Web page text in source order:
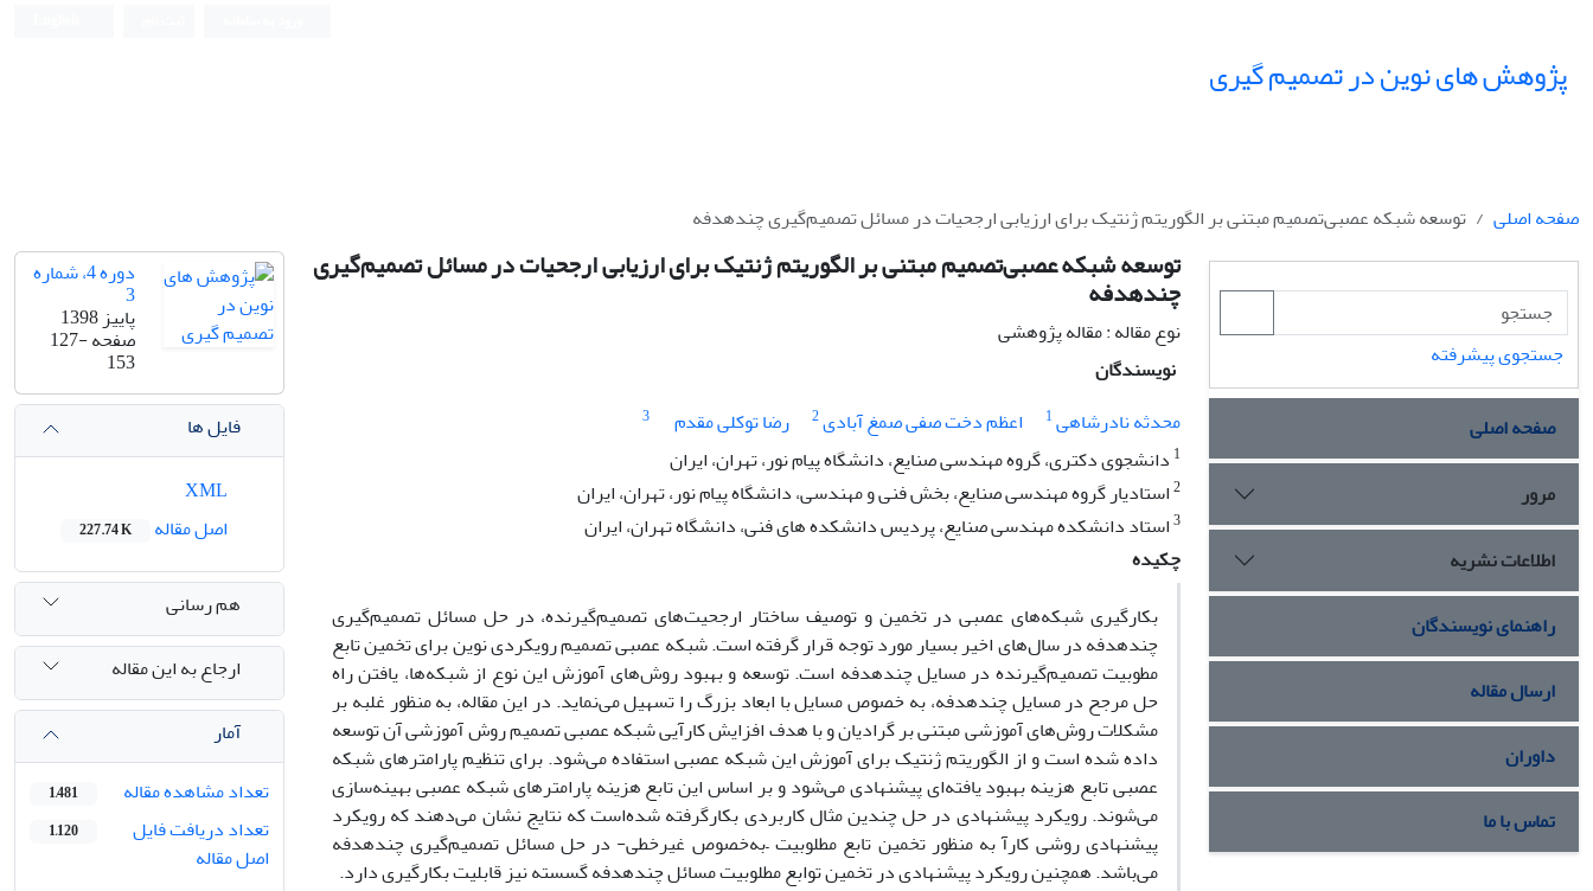
پژوهش های نوین در تصمیم گیری
صفحه اصلی توسعه شبکه عصبی‌تصمیم مبتنی بر الگوریتم ژنتیک برای ارزیابی ارجحیات‌ در مسائل تصمیم‌گیری چندهدفه
توسعه شبکه عصبی‌تصمیم مبتنی بر الگوریتم ژنتیک برای ارزیابی ارجحیات‌ در مسائل تصمیم‌گیری
چندهدفه
نوع مقاله : مقاله پژوهشی
نویسندگان
محدثه نادرشاهی1 اعظم دخت صفی صمغ آبادی2 رضا توکلی مقدم
3
1 دانشجوی دکتری، گروه مهندسی صنایع، دانشگاه پیام نور، تهران، ایران
2استادیار گروه مهندسی صنایع، بخش فنی و مهندسی، دانشگاه پیام نور، تهران، ایران
3استاد دانشکده مهندسی صنایع، پردیس دانشکده های فنی، دانشگاه تهران، ایران
چکیده
بکارگیری شبکه‌های عصبی در تخمین و توصیف ساختار ارجحیت‌های تصمیم‌گیرنده، در حل مسائل تصمیم‌گیری
چندهدفه در سال‌های اخیر بسیار مورد توجه قرار گرفته ‌است. شبکه عصبی تصمیم رویکردی نوین برای تخمین تابع
مطوبیت تصمیم‌گیرنده در مسایل چندهدفه است. توسعه و بهبود روش‌های آموزش این نوع از شبکه‌ها، یافتن راه
حل مرجح در مسایل چندهدفه، به خصوص مسایل با ابعاد بزرگ را تسهیل می‌نماید. در این مقاله، به منظور غلبه بر
مشکلات روش‌های آموزشی مبتنی بر گرادیان و با هدف افزایش کارآیی شبکه عصبی تصمیم روش آموزشی آن توسعه
داده شده ‌است و از الگوریتم ژنتیک برای آموزش این شبکه عصبی استفاده می‌شود. برای تنظیم پارامترهای شبکه
عصبی تابع هزینه بهبود یافته‌ای پیشنهادی می‌شود و بر اساس این تابع هزینه پارامترهای شبکه عصبی بهینه‌سازی
می‌شوند. رویکرد پیشنهادی در حل چندین مثال کاربردی بکارگرفته شده‌است که نتایج نشان می‌دهند که رویکرد
پیشنهادی روشی کارآ به منظور تخمین تابع مطلوبیت –به‌خصوص غیرخطی- در حل مسائل تصمیم‌گیری چندهدفه
می‌باشد. همچنین رویکرد پیشنهادی در تخمین توابع مطلوبیت مسائل چندهدفه گسسته نیز قابلیت بکارگیری دارد.
دوره 4، شماره
3
پاییز 1398
صفحه127-
153
فایل ها
اصل مقاله
227.74 K
هم رسانی
ارجاع به این مقاله
آمار
تعداد مشاهده مقاله
1,481
تعداد دریافت فایل
اصل مقاله
1,120
جستجوی پیشرفته
صفحه اصلی
مرور
اطلاعات نشریه
راهنمای نویسندگان
ارسال مقاله
داوران
تماس با ما